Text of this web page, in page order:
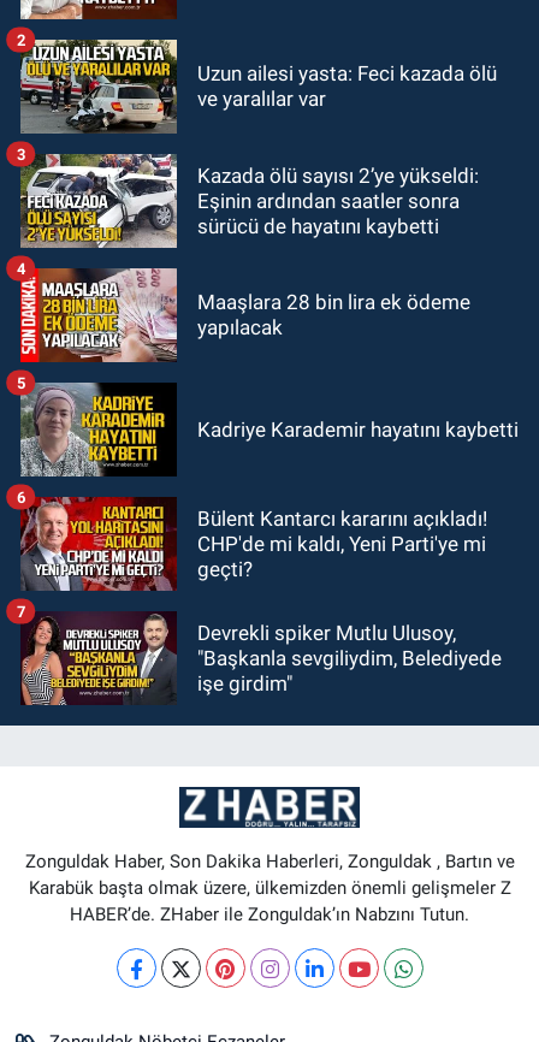
GÜNDEM
09:43 Arkadaşlıklar & Dostluklar
00:40Merve Kır Müftüoğlu
Anadolu’yu karış karış geziyor, yeni
yapılanmaları şekillendiriyor
Uzun ailesi yasta: Feci kazada ölü
ve yaralılar var
2
Kazada ölü sayısı 2’ye yükseldi:
Eşinin ardından saatler sonra
sürücü de hayatını kaybetti
3
Maaşlara 28 bin lira ek ödeme
yapılacak
4
Kadriye Karademir hayatını kaybetti
5
Bülent Kantarcı kararını açıkladı!
CHP'de mi kaldı, Yeni Parti'ye mi
geçti?
6
Devrekli spiker Mutlu Ulusoy,
"Başkanla sevgiliydim, Belediyede
işe girdim"
7
Zonguldak Haber, Son Dakika Haberleri, Zonguldak , Bartın ve
Karabük başta olmak üzere, ülkemizden önemli gelişmeler Z
HABER’de. ZHaber ile Zonguldak’ın Nabzını Tutun.